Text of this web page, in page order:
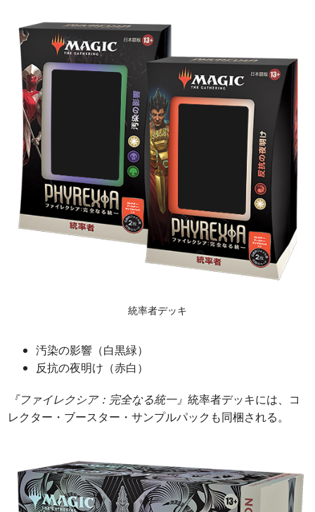
統率者デッキ
汚染の影響（白黒緑）
反抗の夜明け（赤白）
『ファイレクシア：完全なる統一』統率者デッキには、コ
レクター・ブースター・サンプルパックも同梱される。